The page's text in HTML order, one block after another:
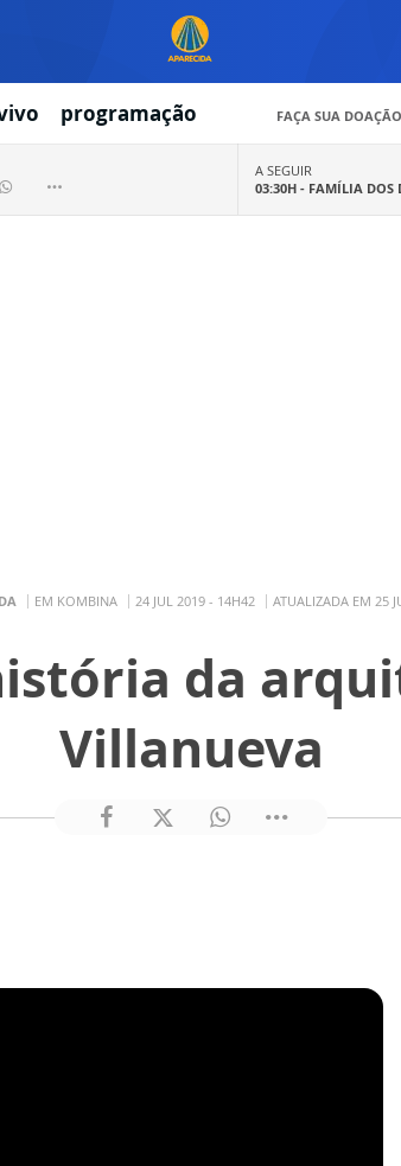
programação FAÇA SUA DOAÇÃO
A SEGUIR
03:30H - FAMÍLIA DOS
EM KOMBINA 24 JUL 2019 - 14H42 ATUALIZADA EM 25
da
Villanueva